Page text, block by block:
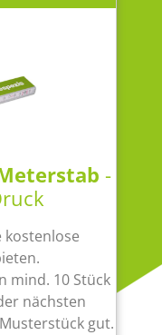
-
kostenlose
mind. 10 Stück
nächsten
gut.